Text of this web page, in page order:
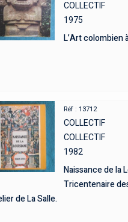
COLLECTIF
1975
L’Art colombien
Réf : 13712
COLLECTIF
COLLECTIF
1982
Naissance de la
Tricentenaire
de La Salle.